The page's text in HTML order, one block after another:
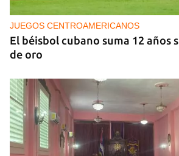
censura en un homenaje en La
JUEGOS CENTROAMERICANOS
El béisbol cubano suma 12 años
de oro